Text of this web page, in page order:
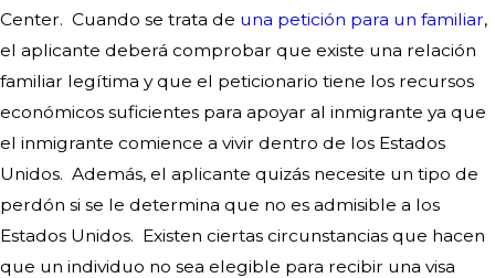
Center. Cuando se trata de una petición para un familiar,
el aplicante deberá comprobar que existe una relación
familiar legítima y que el peticionario tiene los recursos
económicos suficientes para apoyar al inmigrante ya que
el inmigrante comience a vivir dentro de los Estados
Unidos. Además, el aplicante quizás necesite un tipo de
perdón si se le determina que no es admisible a los
Estados Unidos. Existen ciertas circunstancias que hacen
que un individuo no sea elegible para recibir una visa